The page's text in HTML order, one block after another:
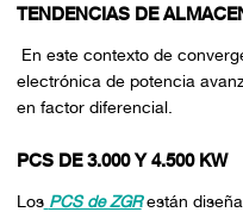
TENDENCIAS DE
En este contexto de
electrónica de potencia
en factor diferencial.
PCS DE 3.000 Y 4.500 KW
Los PCS de ZGRestán